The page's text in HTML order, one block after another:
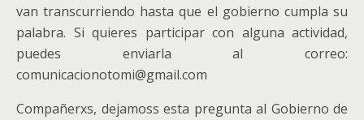
van transcurriendo hasta que el gobierno cumpla su
palabra. Si quieres participar con alguna actividad,
puedes enviarla al correo:
comunicacionotomi@gmail.com
Compañerxs, dejamoss esta pregunta al Gobierno de